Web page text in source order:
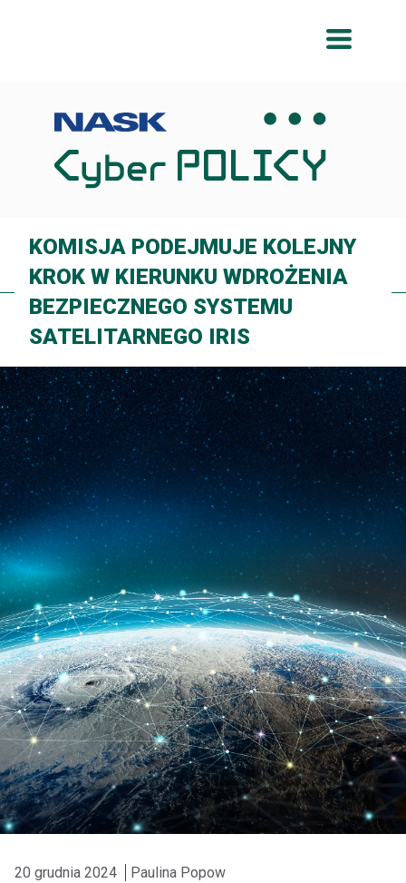
KOMISJA PODEJMUJE KOLEJNY
KROK W KIERUNKU WDROŻENIA
BEZPIECZNEGO SYSTEMU
SATELITARNEGO IRIS
20 grudnia 2024
Paulina Popow